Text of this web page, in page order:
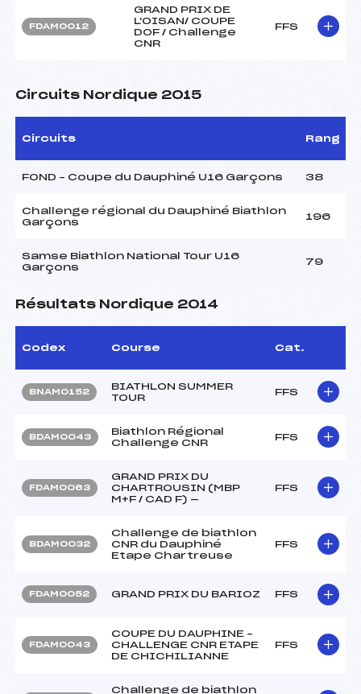
FDAM0012
GRAND PRIX DE
L'OISAN/ COUPE
DOF / Challenge
CNR
FFS
Circuits Nordique 2015
Circuits Rang
FOND – Coupe du Dauphiné U16 Garçons 38
Challenge régional du Dauphiné Biathlon
Garçons
196
Samse Biathlon National Tour U16
Garçons
79
Résultats Nordique 2014
Codex Course Cat.
BNAM0152
BIATHLON SUMMER
TOUR
FFS
BDAM0043
Biathlon Régional
Challenge CNR
FFS
FDAM0063
GRAND PRIX DU
CHARTROUSIN (MBP
M+F / CAD F) —
FFS
BDAM0032
Challenge de biathlon
CNR du Dauphiné
Etape Chartreuse
FFS
FDAM0052 GRAND PRIX DU BARIOZ FFS
FDAM0043
COUPE DU DAUPHINE –
CHALLENGE CNR ETAPE
DE CHICHILIANNE
FFS
Challenge de biathlon